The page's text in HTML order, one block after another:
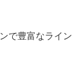
で豊富なライン